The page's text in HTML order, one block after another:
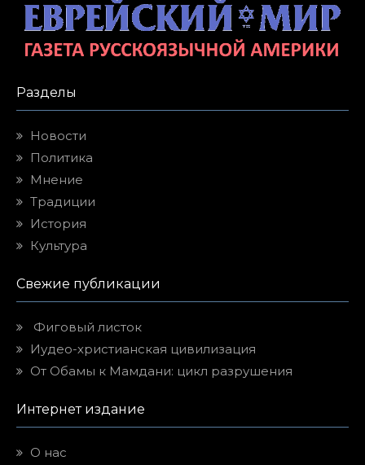
Разделы
Новости
Политика
Мнение
Традиции
История
Культура
Свежие публикации
Фиговый листок
Иудео-христианская цивилизация
От Обамы к Мамдани: цикл разрушения
Интернет издание
О нас